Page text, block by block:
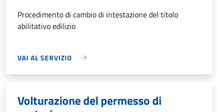
Procedimento di cambio di intestazione del titolo
abilitativo edilizio
VAI AL SERVIZIO
Volturazione del permesso di